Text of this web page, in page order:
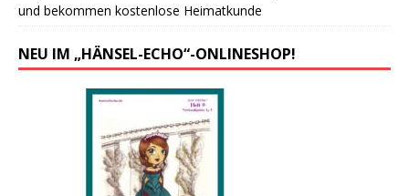
und bekommen kostenlose Heimatkunde
NEU IM „HÄNSEL-ECHO“-ONLINESHOP!